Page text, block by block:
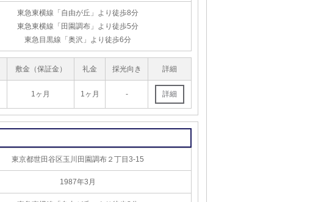
東急東横線「自由が丘」より徒歩8分
東急東横線「田園調布」より徒歩5分
東急目黒線「奥沢」より徒歩6分
敷金（保証金） 礼金 採光向き 詳細
1ヶ月 1ヶ月 -
東京都世田谷区玉川田園調布２丁目3-15
1987年3月